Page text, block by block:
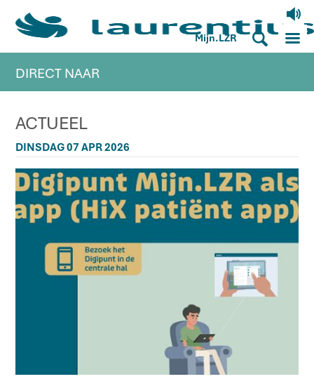
V
Mijn.LZR S M
DIRECT NAAR
ACTUEEL
DINSDAG 07 APR 2026